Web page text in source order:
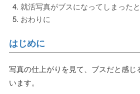
就活写真がブスになってしまった
おわりに
はじめに
写真の仕上がりを見て、ブスだと感じ
います。